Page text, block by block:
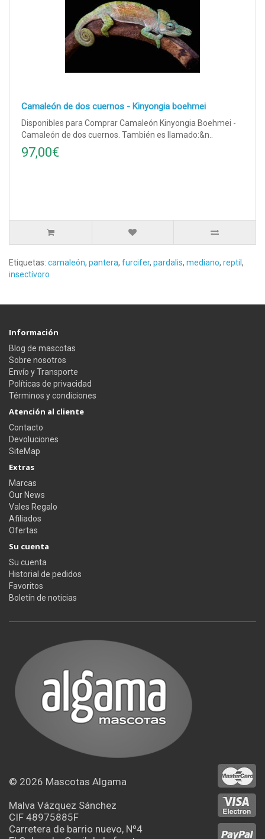
Camaleón de dos cuernos - Kinyongia boehmei
Disponibles para Comprar Camaleón Kinyongia Boehmei -
Camaleón de dos cuernos. También es llamado:&n..
97,00€
Etiquetas: camaleón, pantera, furcifer, pardalis, mediano, reptil ,
insectívoro
Información
Blog de mascotas
Sobre nosotros
Envío y Transporte
Políticas de privacidad
Términos y condiciones
Atención al cliente
Contacto
Devoluciones
SiteMap
Extras
Marcas
Our News
Vales Regalo
Afiliados
Ofertas
Su cuenta
Su cuenta
Historial de pedidos
Favoritos
Boletín de noticias
© 2026 Mascotas Algama
Malva Vázquez Sánchez
CIF 48975885F
Carretera de barrio nuevo, Nº4